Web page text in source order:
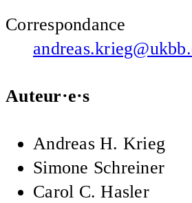
Correspondance
Auteur·e·s
Andreas H. Krieg
Simone Schreiner
Carol C. Hasler